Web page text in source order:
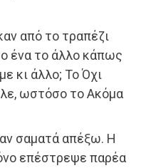
από το τραπέζι
ένα το άλλο κάπως
κι άλλο; Το Όχι
ωστόσο το Ακόμα
σαματά απέξω. Η
επέστρεψε παρέα